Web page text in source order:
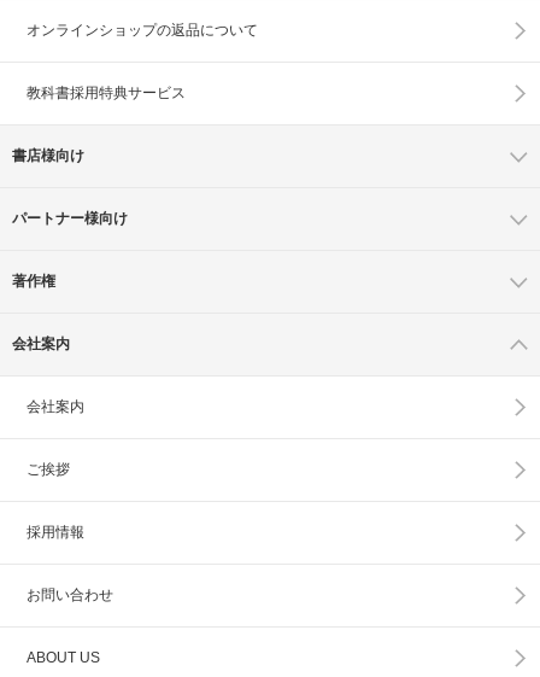
オンラインショップの返品について
教科書採用特典サービス
書店様向け
パートナー様向け
著作権
会社案内
会社案内
ご挨拶
採用情報
お問い合わせ
ABOUT US